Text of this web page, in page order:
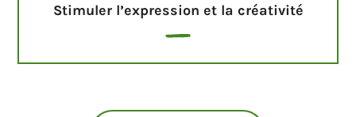
Stimuler l’expression et la créativité